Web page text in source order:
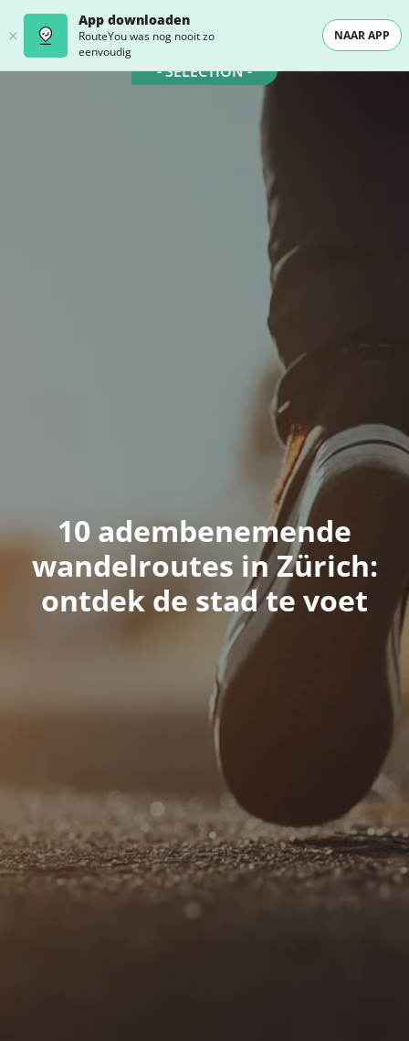
App downloaden
RouteYou was nog nooit zo
eenvoudig
NAAR APP
- SELECTION -
10 adembenemende
wandelroutes in Zürich:
ontdek de stad te voet